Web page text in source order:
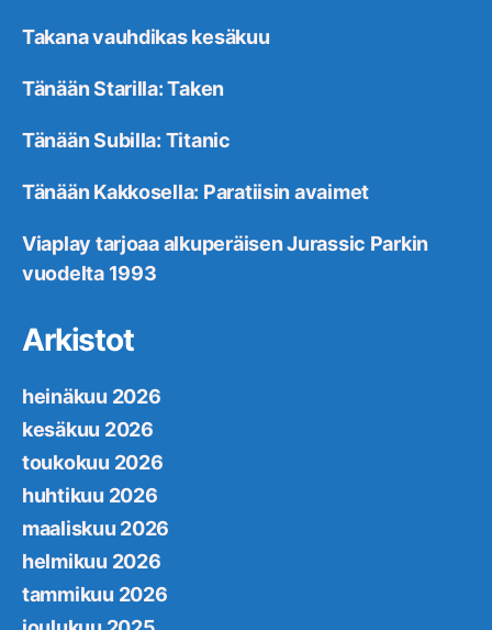
Takana vauhdikas kesäkuu
Tänään Starilla: Taken
Tänään Subilla: Titanic
Tänään Kakkosella: Paratiisin avaimet
Viaplay tarjoaa alkuperäisen Jurassic Parkin
vuodelta 1993
Arkistot
heinäkuu 2026
kesäkuu 2026
toukokuu 2026
huhtikuu 2026
maaliskuu 2026
helmikuu 2026
tammikuu 2026